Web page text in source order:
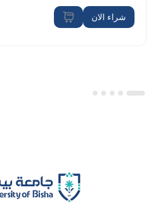
شراء الان